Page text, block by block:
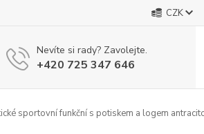
CZK
Nevíte si rady? Zavolejte.
+420 725 347 646
sportovní funkční s potiskem a logem